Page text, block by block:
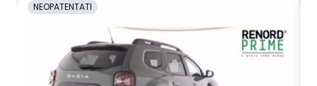
NEOPATENTATI